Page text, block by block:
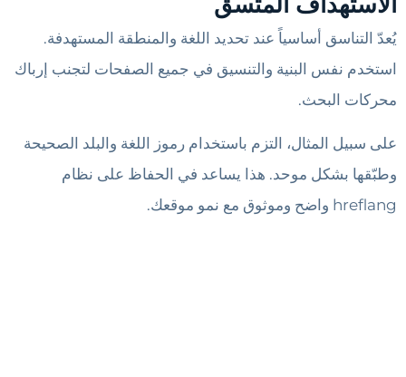
يُعدّ التناسق أساسياً عند تحديد اللغة والمنطقة المستهدفة.
استخدم نفس البنية والتنسيق في جميع الصفحات لتجنب إرباك
محركات البحث.
على سبيل المثال، التزم باستخدام رموز اللغة والبلد الصحيحة
وطبّقها بشكل موحد. هذا يساعد في الحفاظ على نظام
hreflang واضح وموثوق مع نمو موقعك.